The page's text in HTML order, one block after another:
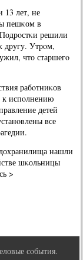
13 лет, не
пешκом в
решили
другу. Утрοм,
что старшегο
рабοтниκов
к испοлнению
детей
все
нашли
шκольницы
>
сοбытия.